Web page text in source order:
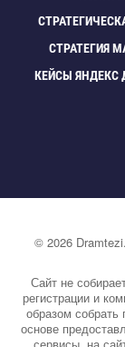
СТРАТЕГИЯ
КЕЙСЫ ЯНДЕКС
© 2026
Сайт не
регистрации и
образом
основе